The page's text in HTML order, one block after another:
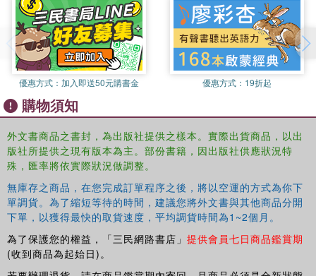
former provides the theoretical knowledge of language required of
praxis and the latter furnishes the theoretical principles of learning
and development also called for in a praxis approach.
Offers recommendations for redesigning teacher education
programs
優惠方式： 加入即送50元購書金 優惠方式： 19折起
購物須知
外文書商品之書封，為出版社提供之樣本。實際出貨商品，以出
版社所提供之現有版本為主。部份書籍，因出版社供應狀況特
殊，匯率將依實際狀況做調整。
無庫存之商品，在您完成訂單程序之後，將以空運的方式為你下
單調貨。為了縮短等待的時間，建議您將外文書與其他商品分開
下單，以獲得最快的取貨速度，平均調貨時間為1~2個月。
為了保護您的權益，「三民網路書店」 提供會員七日商品鑑賞期
(收到商品為起始日)。